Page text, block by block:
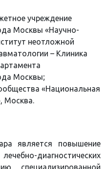
учреждение
Москвы «Научно-
неотложной
– Клиника
Москвы;
«Национальная
Москва.
является повышение
диагностических
специализированной